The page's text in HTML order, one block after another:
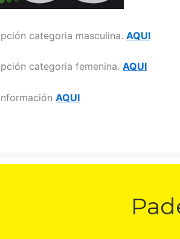
categoria masculina. AQUI
categoria femenina. AQUI
AQUI